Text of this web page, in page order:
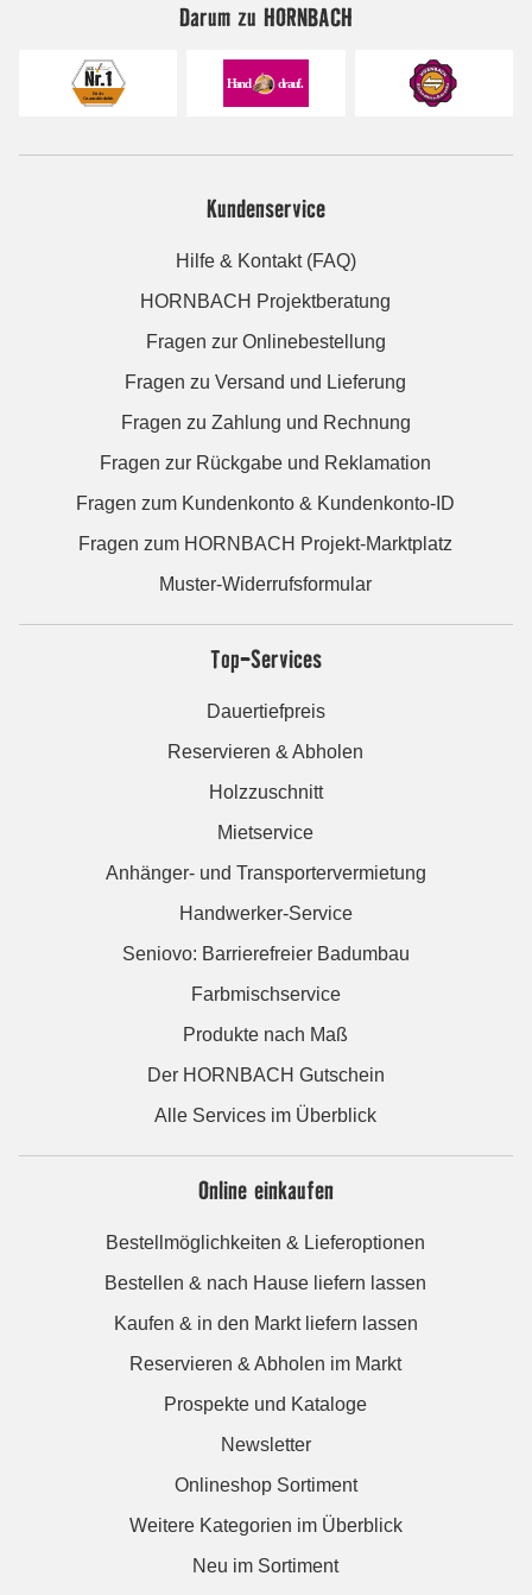
Darum zu HORNBACH
Kundenservice
Hilfe & Kontakt (FAQ)
HORNBACH Projektberatung
Fragen zur Onlinebestellung
Fragen zu Versand und Lieferung
Fragen zu Zahlung und Rechnung
Fragen zur Rückgabe und Reklamation
Fragen zum Kundenkonto & Kundenkonto-ID
Fragen zum HORNBACH Projekt-Marktplatz
Muster-Widerrufsformular
Top-Services
Dauertiefpreis
Reservieren & Abholen
Holzzuschnitt
Mietservice
Anhänger- und Transportervermietung
Handwerker-Service
Seniovo: Barrierefreier Badumbau
Farbmischservice
Produkte nach Maß
Der HORNBACH Gutschein
Alle Services im Überblick
Online einkaufen
Bestellmöglichkeiten & Lieferoptionen
Bestellen & nach Hause liefern lassen
Kaufen & in den Markt liefern lassen
Reservieren & Abholen im Markt
Prospekte und Kataloge
Newsletter
Onlineshop Sortiment
Weitere Kategorien im Überblick
Neu im Sortiment